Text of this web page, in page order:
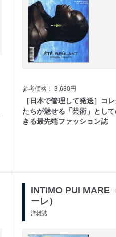
参考価格： 3,630円
［日本で管理して発送］コ
たちが魅せる「芸術」とし
きる最先端ファッション誌
INTIMO PUI
ーレ）
洋雑誌